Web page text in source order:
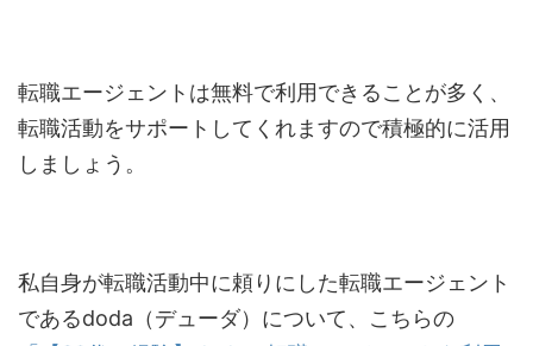
転職エージェントは無料で利用できることが多く、
転職活動をサポートしてくれますので積極的に活用
しましょう。
私自身が転職活動中に頼りにした転職エージェント
であるdoda（デューダ）について、こちらの